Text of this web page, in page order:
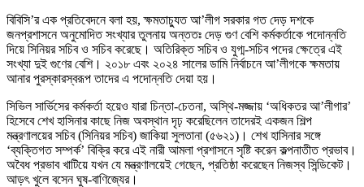
বিবিসি’র এক প্রতিবেদনে বলা হয়, ক্ষমতাচ্যুত আ’লীগ সরকার গত দেড় দশকে
জনপ্রশাসনে অনুমোদিত সংখ্যার তুলনায় অন্ততঃ দেড় গুণ বেশি কর্মকর্তাকে পদোন্নতি
দিয়ে সিনিয়র সচিব ও সচিব করেছে। অতিরিক্ত সচিব ও যুগ্ম-সচিব পদের ক্ষেত্রে এই
সংখ্যা দুই গুণের বেশি। ২০১৮ এবং ২০২৪ সালের ডামি নির্বাচনে আ’লীগকে ক্ষমতায়
আনার পুরস্কারস্বরূপ তাদের এ পদোন্নতি দেয়া হয়।
সিভিল সার্ভিসের কর্মকর্তা হয়েও যারা চিন্তা-চেতনা, অস্থি-মজ্জায় ‘অধিকতর আ’লীগার’
হিসেবে শেখ হাসিনার কাছে নিজ অবস্থান দৃঢ় করেছিলেন তাদেরই একজন শিল্প
মন্ত্রণালয়ের সচিব (সিনিয়র সচিব) জাকিয়া সুলতানা (৫৬২১)। শেখ হাসিনার সঙ্গে
‘ব্যক্তিগত সম্পর্ক’ বিক্রি করে এই নারী আমলা প্রশাসনে সৃষ্টি করেন কল্পনাতীত প্রভাব।
অবৈধ প্রভাব খাটিয়ে যখন যে মন্ত্রণালয়েই গেছেন, প্রতিষ্ঠা করেছেন নিজস্ব সিন্ডিকেট।
আড়ৎ খুলে বসেন ঘুষ-বাণিজ্যের।